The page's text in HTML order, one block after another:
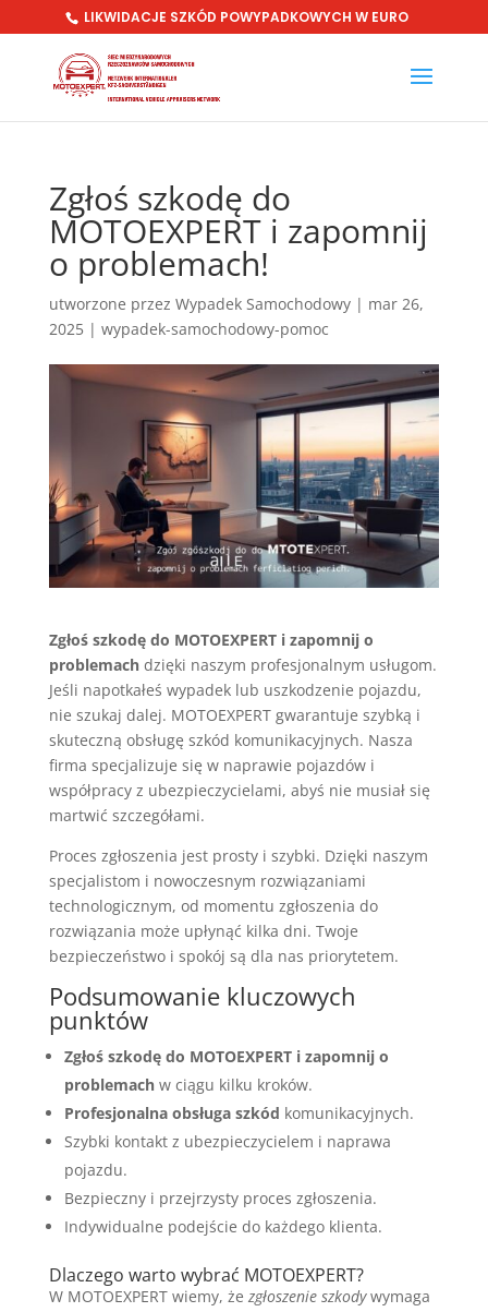
LIKWIDACJE SZKÓD POWYPADKOWYCH W EURO
Zgłoś szkodę do
MOTOEXPERT i zapomnij
o problemach!
utworzone przez Wypadek Samochodowy| mar 26,
2025| wypadek-samochodowy-pomoc
Zgłoś szkodę do MOTOEXPERT i zapomnij o
problemachdzięki naszym profesjonalnym usługom.
Jeśli napotkałeś wypadek lub uszkodzenie pojazdu,
nie szukaj dalej. MOTOEXPERT gwarantuje szybką i
skuteczną obsługę szkód komunikacyjnych. Nasza
firma specjalizuje się w naprawie pojazdów i
współpracy z ubezpieczycielami, abyś nie musiał się
martwić szczegółami.
Proces zgłoszenia jest prosty i szybki. Dzięki naszym
specjalistom i nowoczesnym rozwiązaniami
technologicznym, od momentu zgłoszenia do
rozwiązania może upłynąć kilka dni. Twoje
bezpieczeństwo i spokój są dla nas priorytetem.
Podsumowanie kluczowych
punktów
Zgłoś szkodę do MOTOEXPERT i zapomnij o
problemachw ciągu kilku kroków.
Profesjonalna obsługa szkód komunikacyjnych.
Szybki kontakt z ubezpieczycielem i naprawa
pojazdu.
Bezpieczny i przejrzysty proces zgłoszenia.
Indywidualne podejście do każdego klienta.
Dlaczego warto wybrać MOTOEXPERT?
W MOTOEXPERT wiemy, że zgłoszenie szkodywymaga